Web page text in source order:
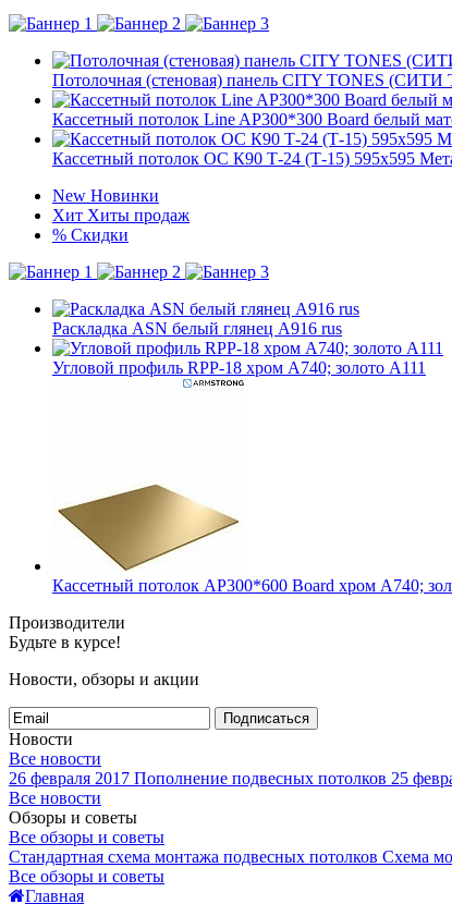
Потолочная (стеновая) панель CITY TONES
Кассетный потолок Line AP300*300 Board белый
Кассетный потолок ОС К90 Т-24 (Т-15) 595х595
New Новинки
Хит Хиты продаж
% Скидки
Раскладка ASN белый глянец А916 rus
Угловой профиль RPP-18 хром А740; золото А111
Кассетный потолок AP300*600 Board хром А740;
Производители
Будьте в курсе!
Новости, обзоры и акции
Подписаться
Новости
Все новости
26 февраля 2017 Пополнение подвесных потолков 25
Все новости
Обзоры и советы
Все обзоры и советы
Стандартная схема монтажа подвесных потолков Схема
Все обзоры и советы
Главная